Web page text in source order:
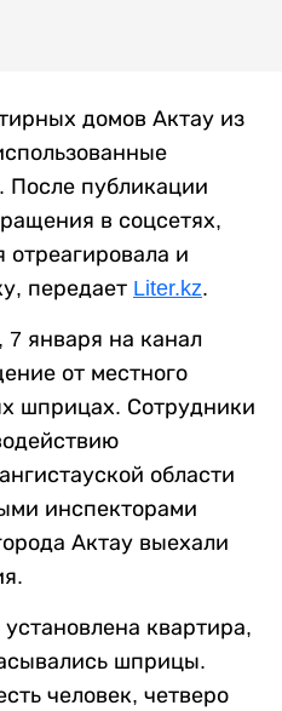
домов Актау из
публикации
в соцсетях,
отреагировала и
передает Liter.kz.
января на канал
от местного
шприцах. Сотрудники
области
инспекторами
Актау выехали
квартира,
шприцы.
человек, четверо